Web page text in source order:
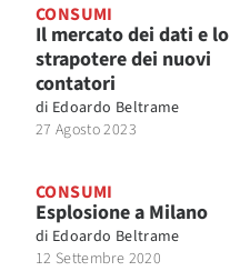
CONSUMI
Il mercato dei dati e lo
strapotere dei nuovi
contatori
di Edoardo Beltrame
27 Agosto 2023
CONSUMI
Esplosione a Milano
di Edoardo Beltrame
12 Settembre 2020